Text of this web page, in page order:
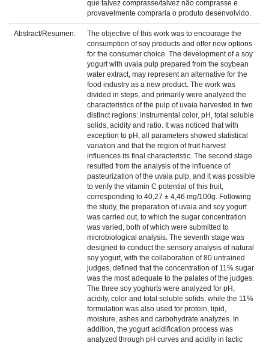
que talvez comprasse/talvez não comprasse e
provavelmente compraria o produto desenvolvido.
Abstract/Resumen:
The objective of this work was to encourage the
consumption of soy products and offer new options
for the consumer choice. The development of a soy
yogurt with uvaia pulp prepared from the soybean
water extract, may represent an alternative for the
food industry as a new product. The work was
divided in steps, and primarily were analyzed the
characteristics of the pulp of uvaia harvested in two
distinct regions: instrumental color, pH, total soluble
solids, acidity and ratio. It was noticed that with
exception to pH, all parameters showed statistical
variation and that the region of fruit harvest
influences its final characteristic. The second stage
resulted from the analysis of the influence of
pasteurization of the uvaia pulp, and it was possible
to verify the vitamin C potential of this fruit,
corresponding to 40,27 ± 4,46 mg/100g. Following
the study, the preparation of uvaia and soy yogurt
was carried out, to which the sugar concentration
was varied, both of which were submitted to
microbiological analysis. The seventh stage was
designed to conduct the sensory analysis of natural
soy yogurt, with the collaboration of 80 untrained
judges, defined that the concentration of 11% sugar
was the most adequate to the palates of the judges.
The three soy yoghurts were analyzed for pH,
acidity, color and total soluble solids, while the 11%
formulation was also used for protein, lipid,
moisture, ashes and carbohydrate analyzes. In
addition, the yogurt acidification process was
analyzed through pH curves and acidity in lactic